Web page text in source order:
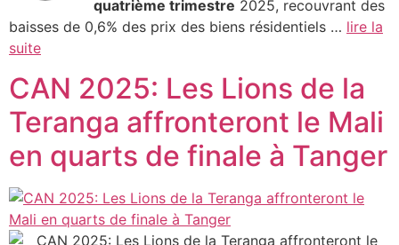
quatrième trimestre 2025, recouvrant des
baisses de 0,6% des prix des biens résidentiels … lire la
suite
CAN 2025: Les Lions de la
Teranga affronteront le Mali
en quarts de finale à Tanger